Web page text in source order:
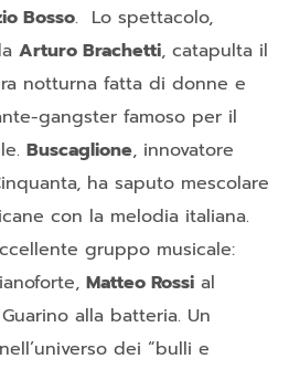
Bosso. Lo spettacolo,
Arturo Brachetti, catapulta il
notturna fatta di donne e
gangster famoso per il
Buscaglione, innovatore
ha saputo mescolare
con la melodia italiana.
gruppo musicale:
Matteo Rossi al
alla batteria. Un
dei “bulli e